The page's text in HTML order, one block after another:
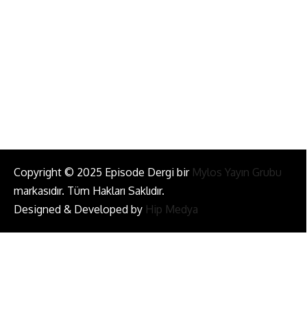
Copyright © 2025 Episode Dergi bir Mylos Yayın Grubu
markasıdır. Tüm Hakları Saklıdır.
Designed & Developed by Hip Medya